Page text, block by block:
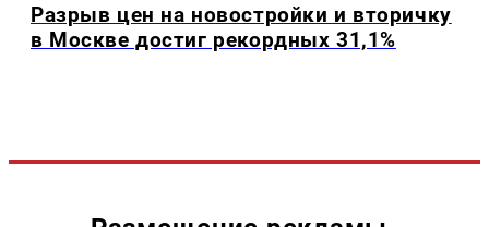
Разрыв цен на новостройки и вторичку
в Москве достиг рекордных 31,1%